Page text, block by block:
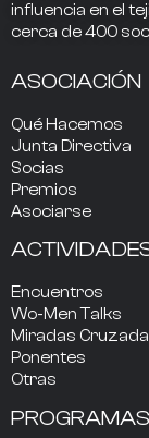
influencia en el
cerca de400
ASOCIACIÓN
Qué Hacemos
Junta Directiva
Socias
Premios
Asociarse
Encuentros
Wo-Men Talks
Miradas
Ponentes
Otras
PROGRAMAS